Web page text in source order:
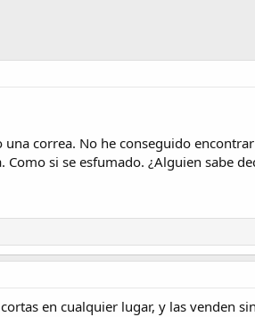
correa. No he conseguido
si se esfumado. ¿Alguien sabe
en cualquier lugar, y las venden